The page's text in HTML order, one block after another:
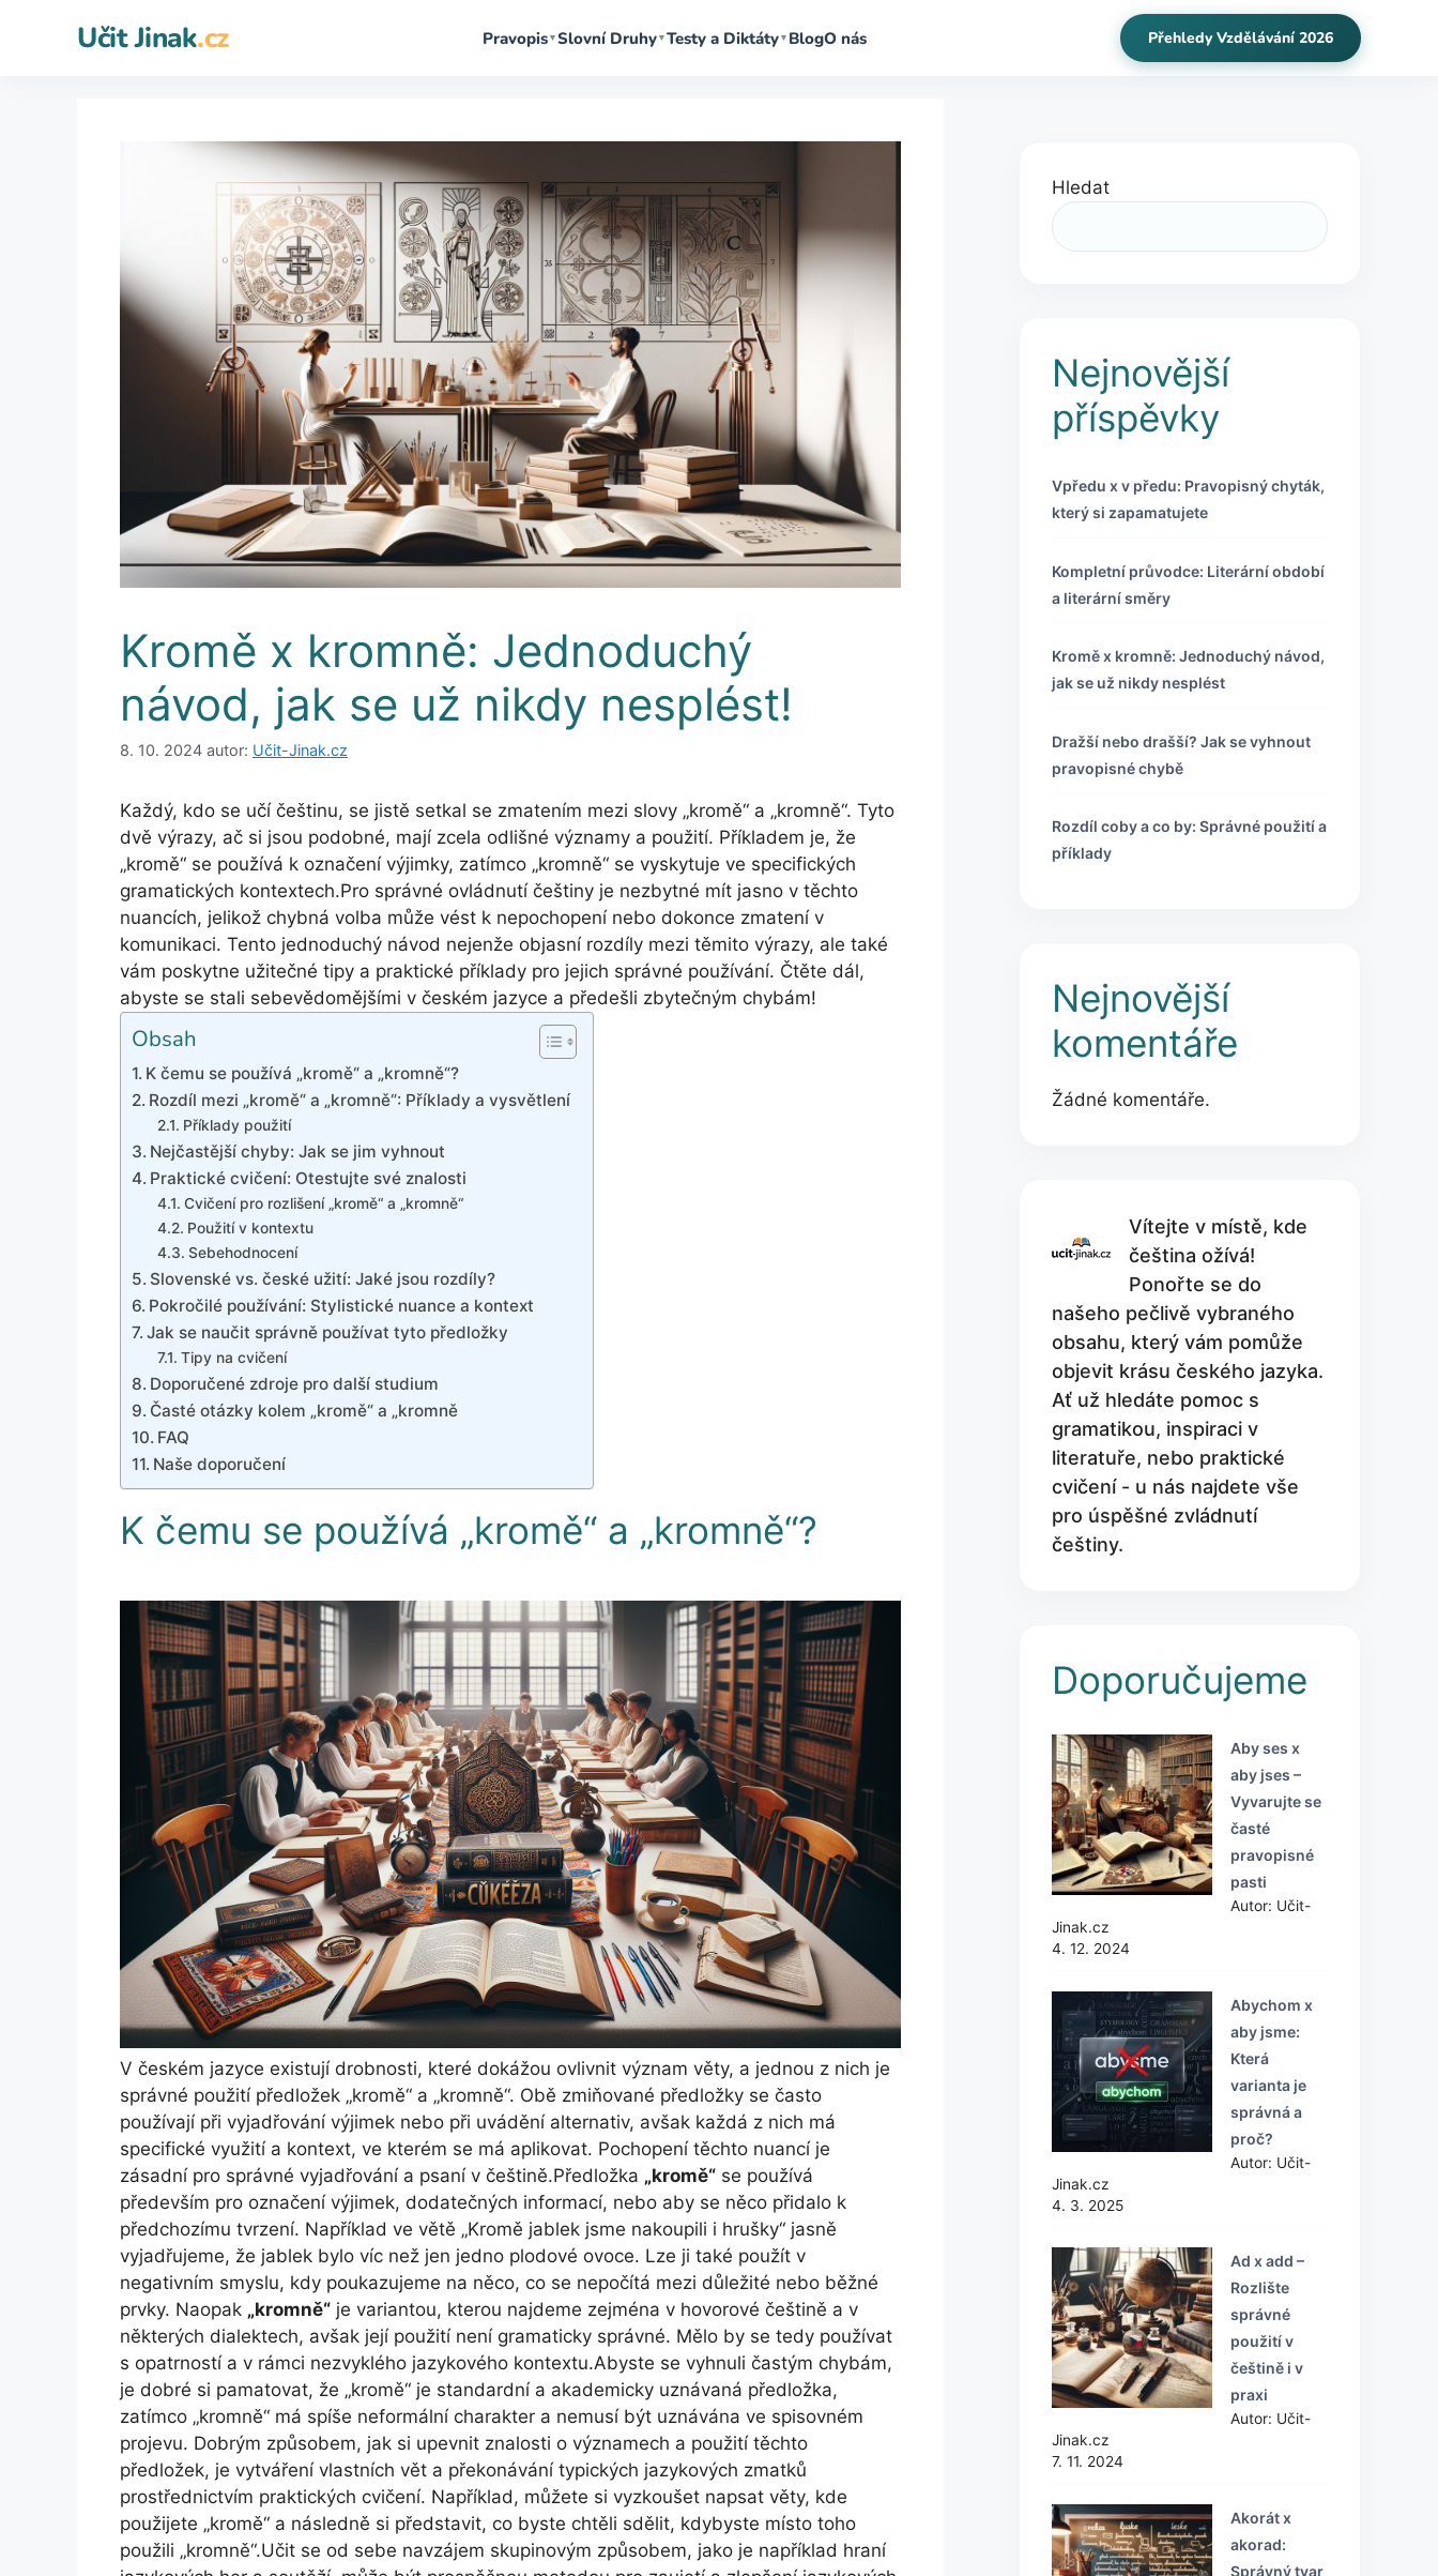
Učit Jinak.cz Pravopis▼Slovní Druhy▼Testy a Diktáty▼ BlogO nás Přehledy Vzdělávání 2026
Kromě x kromně: Jednoduchý
návod, jak se už nikdy nesplést!
8. 10. 2024 autor: Učit-Jinak.cz
Každý, kdo se učí češtinu, se jistě setkal se zmatením mezi slovy „kromě“ a „kromně“. Tyto
dvě výrazy, ač si jsou podobné, mají zcela odlišné významy a použití. Příkladem je, že
„kromě“ se používá k označení výjimky, zatímco „kromně“ se vyskytuje ve specifických
gramatických kontextech.Pro správné ovládnutí češtiny je nezbytné mít jasno v těchto
nuancích, jelikož chybná volba může vést k nepochopení nebo dokonce zmatení v
komunikaci. Tento jednoduchý návod nejenže objasní rozdíly mezi těmito výrazy, ale také
vám poskytne užitečné tipy a praktické příklady pro jejich správné používání. Čtěte dál,
abyste se stali sebevědomějšími v českém jazyce a předešli zbytečným chybám!
Obsah
K čemu se používá „kromě“ a „kromně“?
Rozdíl mezi „kromě“ a „kromně“: Příklady a vysvětlení
Příklady použití
Nejčastější chyby: Jak se jim vyhnout
Praktické cvičení: Otestujte své znalosti
Cvičení pro rozlišení „kromě“ a „kromně“
Použití v kontextu
Sebehodnocení
Slovenské vs. české užití: Jaké jsou rozdíly?
Pokročilé používání: Stylistické nuance a kontext
Jak se naučit správně používat tyto předložky
Tipy na cvičení
Doporučené zdroje pro další studium
Časté otázky kolem „kromě“ a „kromně
FAQ
Naše doporučení
K čemu se používá „kromě“ a „kromně“?
V českém jazyce existují drobnosti, které dokážou ovlivnit význam věty, a jednou z nich je
správné použití předložek „kromě“ a „kromně“. Obě zmiňované předložky se často
používají při vyjadřování výjimek nebo při uvádění alternativ, avšak každá z nich má
specifické využití a kontext, ve kterém se má aplikovat. Pochopení těchto nuancí je
zásadní pro správné vyjadřování a psaní v češtině.Předložka „kromě“ se používá
především pro označení výjimek, dodatečných informací, nebo aby se něco přidalo k
předchozímu tvrzení. Například ve větě „Kromě jablek jsme nakoupili i hrušky“ jasně
vyjadřujeme, že jablek bylo víc než jen jedno plodové ovoce. Lze ji také použít v
negativním smyslu, kdy poukazujeme na něco, co se nepočítá mezi důležité nebo běžné
prvky. Naopak „kromně“ je variantou, kterou najdeme zejména v hovorové češtině a v
některých dialektech, avšak její použití není gramaticky správné. Mělo by se tedy používat
s opatrností a v rámci nezvyklého jazykového kontextu.Abyste se vyhnuli častým chybám,
je dobré si pamatovat, že „kromě“ je standardní a akademicky uznávaná předložka,
zatímco „kromně“ má spíše neformální charakter a nemusí být uznávána ve spisovném
projevu. Dobrým způsobem, jak si upevnit znalosti o významech a použití těchto
předložek, je vytváření vlastních vět a překonávání typických jazykových zmatků
prostřednictvím praktických cvičení. Například, můžete si vyzkoušet napsat věty, kde
použijete „kromě“ a následně si představit, co byste chtěli sdělit, kdybyste místo toho
použili „kromně“.Učit se od sebe navzájem skupinovým způsobem, jako je například hraní
Hledat
Nejnovější
příspěvky
Vpředu x v předu: Pravopisný chyták,
který si zapamatujete
Kompletní průvodce: Literární období
a literární směry
Kromě x kromně: Jednoduchý návod,
jak se už nikdy nesplést
Dražší nebo drašší? Jak se vyhnout
pravopisné chybě
Rozdíl coby a co by: Správné použití a
příklady
Nejnovější
komentáře
Žádné komentáře.
Vítejte v místě, kde
čeština ožívá!
Ponořte se do
našeho pečlivě vybraného
obsahu, který vám pomůže
objevit krásu českého jazyka.
Ať už hledáte pomoc s
gramatikou, inspiraci v
literatuře, nebo praktické
cvičení - u nás najdete vše
pro úspěšné zvládnutí
češtiny.
Doporučujeme
Aby ses x
aby jses –
Vyvarujte se
časté
pravopisné
pasti
Autor: Učit-
Jinak.cz
4. 12. 2024
Abychom x
aby jsme:
Která
varianta je
správná a
proč?
Autor: Učit-
Jinak.cz
4. 3. 2025
Ad x add –
Rozlište
správné
použití v
češtině i v
praxi
Autor: Učit-
Jinak.cz
7. 11. 2024
Akorát x
akorad:
Správný tvar